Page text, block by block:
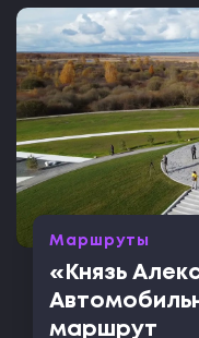
Маршруты
«Князь
маршрут